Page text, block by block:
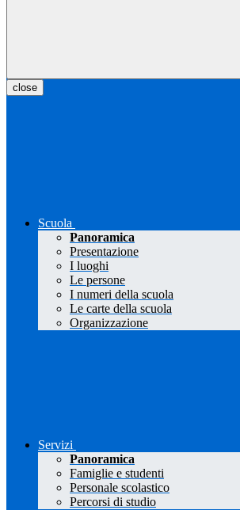
close
Scuola
Panoramica
Presentazione
I luoghi
Le persone
I numeri della scuola
Le carte della scuola
Organizzazione
Servizi
Panoramica
Famiglie e studenti
Personale scolastico
Percorsi di studio